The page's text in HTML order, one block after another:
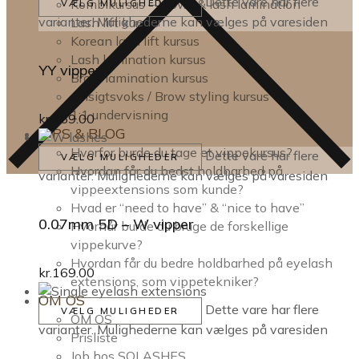
Kombikursus – brow- & lash lamination
Lash lift kursus
Korean lash lift kursus
Lash lamination kursus
Brow lamination kursus
Ansigtsvoks / Brow styling kursus
1:1 undervisning
TIPS & BLOG
Hvorfor burde du tage et vippekursus?
Hvordan får du bedst holdbarhed på
vippeextensions som kunde?
Hvad er “need to have” & “nice to have”
Hvornår burde du bruge de forskellige
vippekurve?
Hvordan får du bedre holdbarhed på eyelash
extensions, som vippetekniker?
OM OS
OM OS
Prisliste
Job hos SOLASHES
VÆLG MULIGHEDER
varianter. Mulighederne kan vælges på varesiden
YY vipper
kr.169.00
VÆLG MULIGHEDER
Dette vare har flere
varianter. Mulighederne kan vælges på varesiden
0.07mm 5D – W vipper
kr.169.00
VÆLG MULIGHEDER
Dette vare har flere
varianter. Mulighederne kan vælges på varesiden